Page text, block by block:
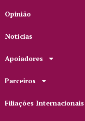
Opinião
Notícias
Apoiadores
Parceiros
Filiações Internacionais